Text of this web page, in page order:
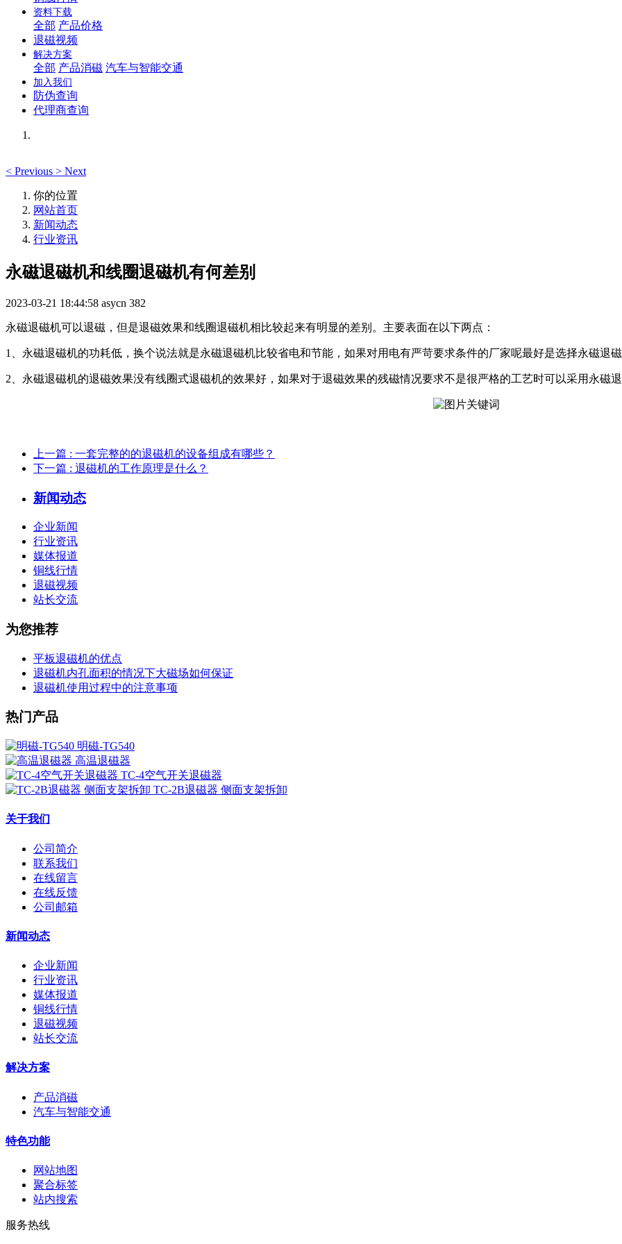
资料下载
全部 产品价格
退磁视频
解决方案
全部 产品消磁 汽车与智能交通
加入我们
防伪查询
代理商查询
< Previous > Next
你的位置
网站首页
新闻动态
行业资讯
永磁退磁机和线圈退磁机有何差别
2023-03-21 18:44:58 asycn 382
永磁退磁机可以退磁，但是退磁效果和线圈退磁机相比较起来有明显的差别。主要表面在以下两点：
1、永磁退磁机的功耗低，换个说法就是永磁退磁机比较省电和节能，如果对用电有严苛要求条件的厂家呢最好是选择永磁退磁
2、永磁退磁机的退磁效果没有线圈式退磁机的效果好，如果对于退磁效果的残磁情况要求不是很严格的工艺时可以采用永磁
上一篇 : 一套完整的的退磁机的设备组成有哪些？
下一篇 : 退磁机的工作原理是什么？
新闻动态
企业新闻
行业资讯
媒体报道
铜线行情
退磁视频
站长交流
为您推荐
平板退磁机的优点
退磁机内孔面积的情况下大磁场如何保证
退磁机使用过程中的注意事项
热门产品
明磁-TG540
高温退磁器
TC-4空气开关退磁器
TC-2B退磁器 侧面支架拆卸
关于我们
公司简介
联系我们
在线留言
在线反馈
公司邮箱
新闻动态
企业新闻
行业资讯
媒体报道
铜线行情
退磁视频
站长交流
解决方案
产品消磁
汽车与智能交通
特色功能
网站地图
聚合标签
站内搜索
服务热线